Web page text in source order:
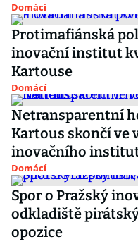
Domácí
Protimafiánská
inovační institut
Kartouse
Domácí
Netransparentní
Kartous skončí ve
inovačního
Domácí
Spor o Pražský
odkladiště
opozice